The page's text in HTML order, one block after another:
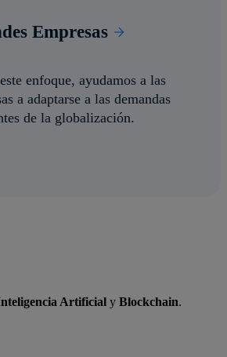
Empresas
enfoque, ayudamos a las
a adaptarse a las demandas
de la globalización.
Artificial y Blockchain.